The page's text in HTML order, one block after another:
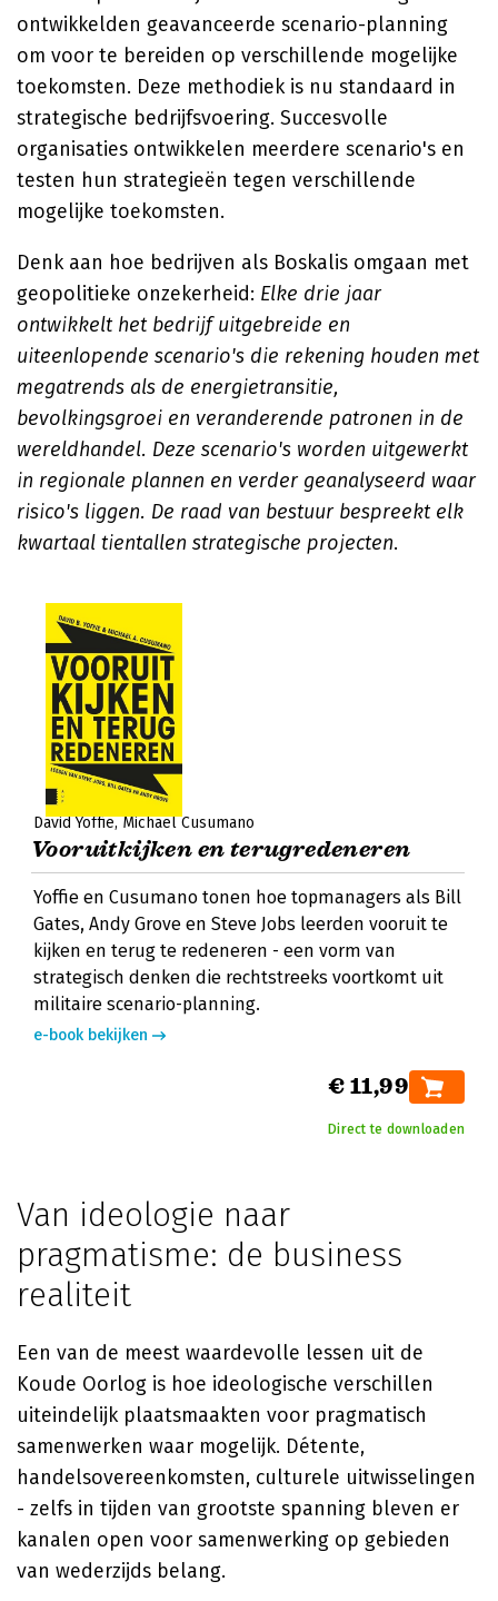
ontwikkelden geavanceerde scenario-planning
om voor te bereiden op verschillende mogelijke
toekomsten. Deze methodiek is nu standaard in
strategische bedrijfsvoering. Succesvolle
organisaties ontwikkelen meerdere scenario's en
testen hun strategieën tegen verschillende
mogelijke toekomsten.
Denk aan hoe bedrijven als Boskalis omgaan met
geopolitieke onzekerheid: Elke drie jaar
ontwikkelt het bedrijf uitgebreide en
uiteenlopende scenario's die rekening houden met
megatrends als de energietransitie,
bevolkingsgroei en veranderende patronen in de
wereldhandel. Deze scenario's worden uitgewerkt
in regionale plannen en verder geanalyseerd waar
risico's liggen. De raad van bestuur bespreekt elk
kwartaal tientallen strategische projecten.
David Yoffie Michael Cusumano
Vooruitkijken en terugredeneren
Yoffie en Cusumano tonen hoe topmanagers als Bill
Gates, Andy Grove en Steve Jobs leerden vooruit te
kijken en terug te redeneren - een vorm van
strategisch denken die rechtstreeks voortkomt uit
militaire scenario-planning.
e-book bekijken
€ 11,99
Direct te downloaden
Van ideologie naar
pragmatisme: de business
realiteit
Een van de meest waardevolle lessen uit de
Koude Oorlog is hoe ideologische verschillen
uiteindelijk plaatsmaakten voor pragmatisch
samenwerken waar mogelijk. Détente,
handelsovereenkomsten, culturele uitwisselingen
- zelfs in tijden van grootste spanning bleven er
kanalen open voor samenwerking op gebieden
van wederzijds belang.